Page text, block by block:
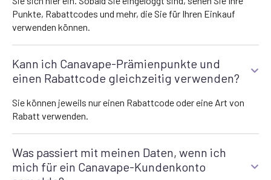
Punkte, Rabattcodes und mehr, die Sie für Ihren Einkauf
verwenden können.
Kann ich Canavape-Prämienpunkte und
einen Rabattcode gleichzeitig verwenden?
Sie können jeweils nur einen Rabattcode oder eine Art von
Rabatt verwenden.
Was passiert mit meinen Daten, wenn ich
mich für ein Canavape-Kundenkonto